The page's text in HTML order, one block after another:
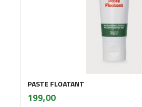
PASTE FLOATANT
Pris
199,00mva.